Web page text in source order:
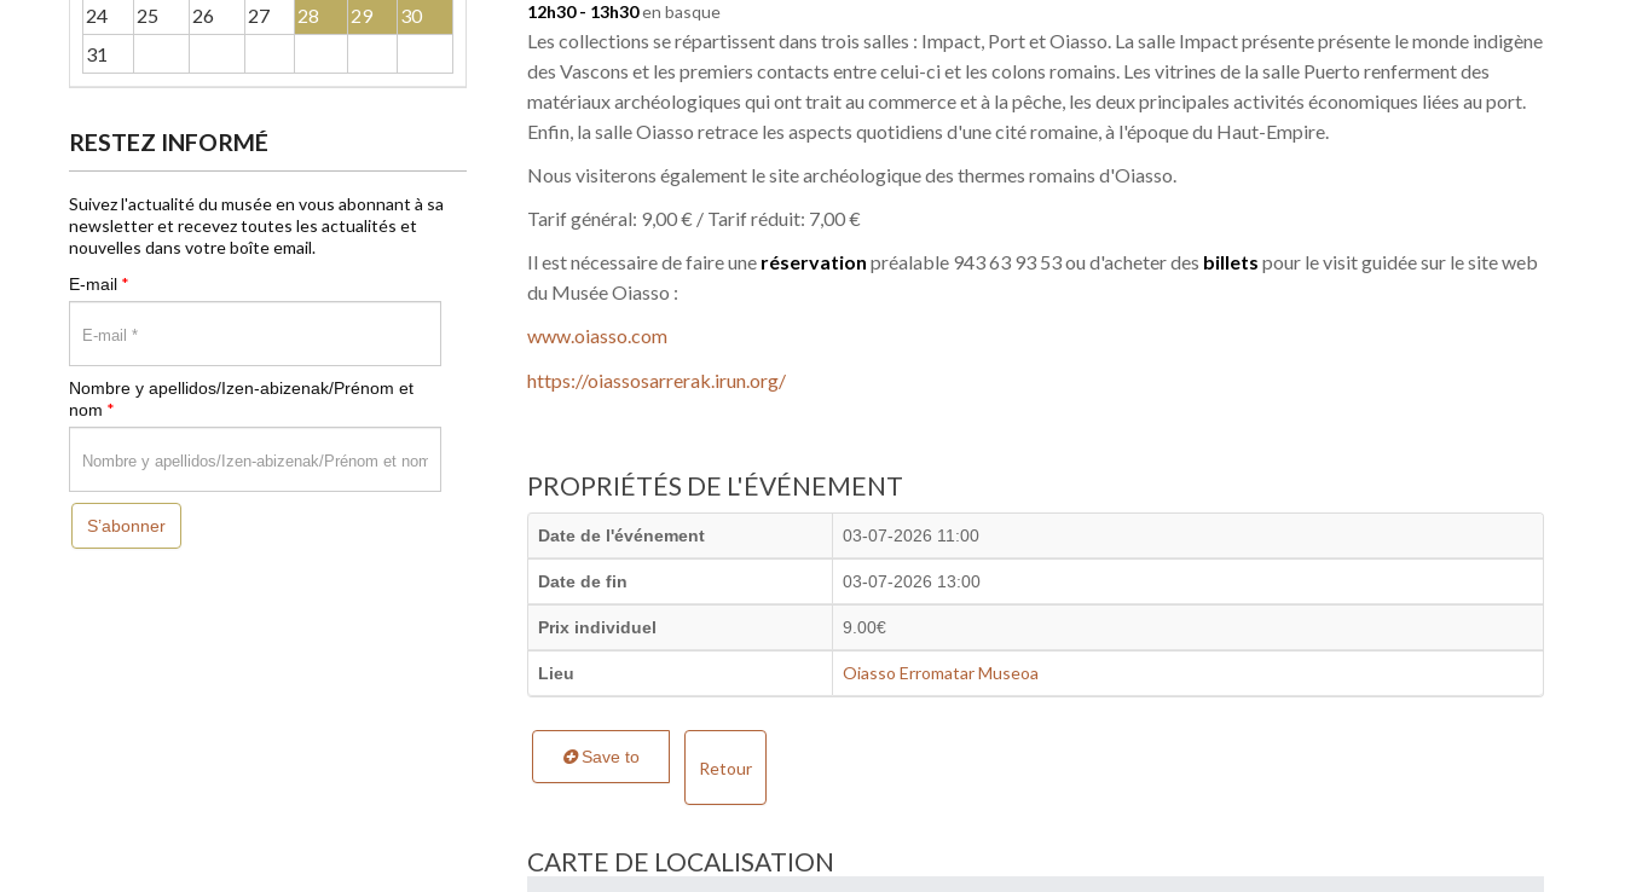
12h30 - 13h30en basque
Les collections se répartissent dans trois salles : Impact, Port et Oiasso. La salle Impact présente présente le monde indigène
des Vascons et les premiers contacts entre celui-ci et les colons romains. Les vitrines de la salle Puerto renferment des
matériaux archéologiques qui ont trait au commerce et à la pêche, les deux principales activités économiques liées au port.
Enfin, la salle Oiasso retrace les aspects quotidiens d'une cité romaine, à l'époque du Haut-Empire.
Nous visiterons également le site archéologique des thermes romains d'Oiasso.
Tarif général: 9,00 € / Tarif réduit: 7,00 €
Il est nécessaire de faire une réservation préalable 943 63 93 53 ou d'acheter des billets pour le visit guidée sur le site web
du Musée Oiasso :
www.oiasso.com
https://oiassosarrerak.irun.org/
PROPRIÉTÉS DE L'ÉVÉNEMENT
Date de l'événement 03-07-2026 11:00
Date de fin 03-07-2026 13:00
Prix individuel 9.00€
Lieu Oiasso Erromatar Museoa
Save to
Retour
CARTE DE LOCALISATION
24 25 26 27 28 29
30
31
RESTEZ INFORMÉ
Suivez l'actualité du musée en vous abonnant à sa
newsletter et recevez toutes les actualités et
nouvelles dans votre boîte email.
E-mail *
Nombre y apellidos/Izen-abizenak/Prénom et
nom *
S’abonner